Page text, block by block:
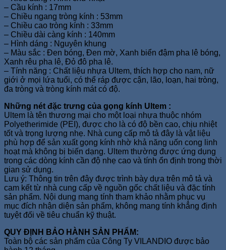
– Cầu kính : 17mm
– Chiều ngang tròng kính : 53mm
– Chiều cao tròng kính : 33mm
– Chiều dài càng kính : 140mm
– Hình dáng : Nguyên khung
– Màu sắc : Đen bóng, Đen mờ, Xanh biển đậm pha lê bóng,
Xanh rêu pha lê, Đỏ đô pha lê.
– Tính năng : Chất liệu nhựa Ultem, thích hợp cho nam, nữ
giới ở mọi lứa tuổi, có thể ráp được cận, lão, loạn, hai tròng,
đa tròng và tròng kính mát có độ.
Những nét đặc trưng của gọng kính Ultem :
Ultem là tên thương mại cho một loại nhựa thuộc nhóm
Polyetherimide (PEI), được cho là có độ bền cao, chịu nhiệt
tốt và trọng lượng nhẹ. Nhà cung cấp mô tả đây là vật liệu
phù hợp để sản xuất gọng kính nhờ khả năng uốn cong linh
hoạt mà không bị biến dạng. Ultem thường được ứng dụng
trong các dòng kính cần độ nhẹ cao và tính ổn định trong thời
gian sử dụng.
Lưu ý: Thông tin trên đây được trình bày dựa trên mô tả và
cam kết từ nhà cung cấp về nguồn gốc chất liệu và đặc tính
sản phẩm. Nội dung mang tính tham khảo nhằm phục vụ
mục đích nhận diện sản phẩm, không mang tính khẳng định
tuyệt đối về tiêu chuẩn kỹ thuật.
QUY ĐỊNH BẢO HÀNH SẢN PHẨM:
Toàn bộ các sản phẩm của Công Ty VILANDIO được bảo